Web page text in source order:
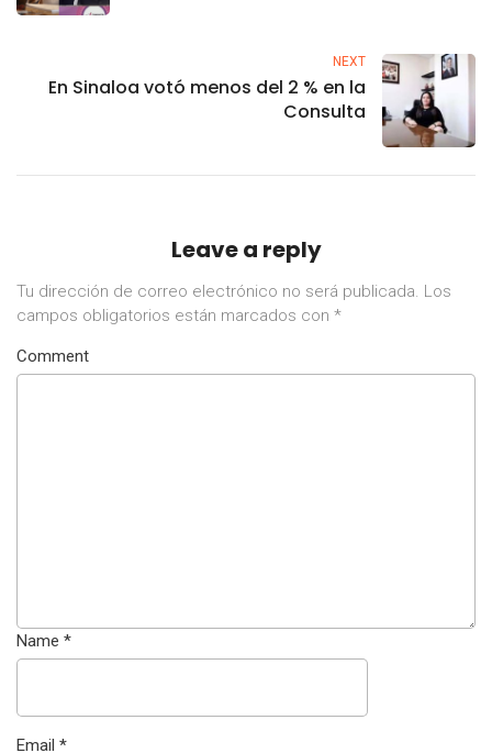
NEXT
En Sinaloa votó menos del 2 % en la
Consulta
Leave a reply
Tu dirección de correo electrónico no será publicada. Los
campos obligatorios están marcados con *
Comment
Name *
Email *